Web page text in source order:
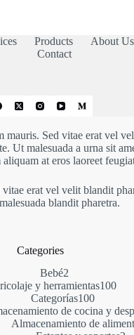
Products About Us
Contact
mauris. Sed vitae erat vel
Ut malesuada a urna sit
at eros laoreet
erat vel velit blandit
blandit pharetra.
Categories
Bebé22
productos
y herramientas100100
Categorías100100
de cocina y
Almacenamiento de